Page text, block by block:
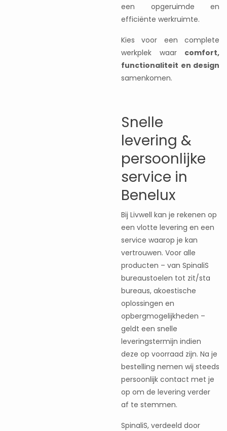
een opgeruimde en
efficiënte werkruimte.
Kies voor een complete
werkplek waar comfort,
functionaliteit en design
samenkomen.
Snelle
levering &
persoonlijke
service in
Benelux
Bij Livwell kan je rekenen op
een vlotte levering en een
service waarop je kan
vertrouwen. Voor alle
producten – van SpinaliS
bureaustoelen tot zit/sta
bureaus, akoestische
oplossingen en
opbergmogelijkheden –
geldt een snelle
leveringstermijn indien
deze op voorraad zijn. Na je
bestelling nemen wij steeds
persoonlijk contact met je
op om de levering verder
af te stemmen.
SpinaliS, verdeeld door